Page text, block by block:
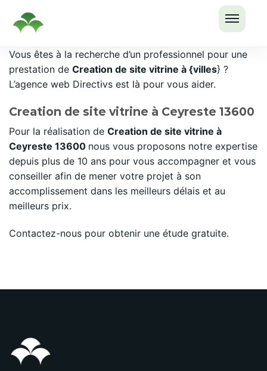
LE
Passer
au
contenu
Vous êtes à la recherche d’un professionnel pour une
prestation de Creation de site vitrine à {villes} ?
L’agence web Directivs est là pour vous aider.
Creation de site vitrine à Ceyreste 13600
Pour la réalisation de Creation de site vitrine à
Ceyreste 13600 nous vous proposons notre expertise
depuis plus de 10 ans pour vous accompagner et vous
conseiller afin de mener votre projet à son
accomplissement dans les meilleurs délais et au
meilleurs prix.
Contactez-nous pour obtenir une étude gratuite.